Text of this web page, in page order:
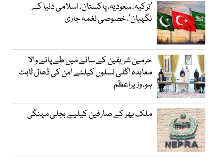
‘ترکیہ، سعودیہ، پاکستان، اسلامی دنیا کے
نگہبان’، خصوصی نغمہ جاری
حرمین شریفین کے سائے میں طے پانے والا
معاہدہ اگلی نسلوں کیلئے امن کی ڈھال ثابت
ہو، وزیراعظم
ملک بھر کے صارفین کیلیے بجلی مہنگی